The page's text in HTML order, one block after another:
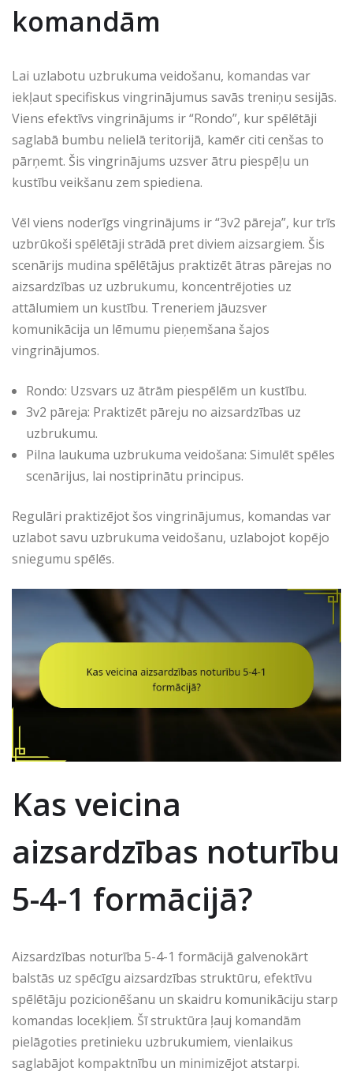
komandām
Lai uzlabotu uzbrukuma veidošanu, komandas var
iekļaut specifiskus vingrinājumus savās treniņu sesijās.
Viens efektīvs vingrinājums ir “Rondo”, kur spēlētāji
saglabā bumbu nelielā teritorijā, kamēr citi cenšas to
pārņemt. Šis vingrinājums uzsver ātru piespēļu un
kustību veikšanu zem spiediena.
Vēl viens noderīgs vingrinājums ir “3v2 pāreja”, kur trīs
uzbrūkoši spēlētāji strādā pret diviem aizsargiem. Šis
scenārijs mudina spēlētājus praktizēt ātras pārejas no
aizsardzības uz uzbrukumu, koncentrējoties uz
attālumiem un kustību. Treneriem jāuzsver
komunikācija un lēmumu pieņemšana šajos
vingrinājumos.
Rondo: Uzsvars uz ātrām piespēlēm un kustību.
3v2 pāreja: Praktizēt pāreju no aizsardzības uz
uzbrukumu.
Pilna laukuma uzbrukuma veidošana: Simulēt spēles
scenārijus, lai nostiprinātu principus.
Regulāri praktizējot šos vingrinājumus, komandas var
uzlabot savu uzbrukuma veidošanu, uzlabojot kopējo
sniegumu spēlēs.
Kas veicina
aizsardzības noturību
5-4-1 formācijā?
Aizsardzības noturība 5-4-1 formācijā galvenokārt
balstās uz spēcīgu aizsardzības struktūru, efektīvu
spēlētāju pozicionēšanu un skaidru komunikāciju starp
komandas locekļiem. Šī struktūra ļauj komandām
pielāgoties pretinieku uzbrukumiem, vienlaikus
saglabājot kompaktnību un minimizējot atstarpi.